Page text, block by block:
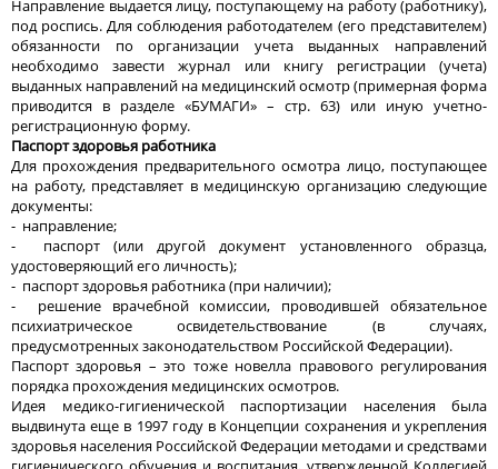
Направление выдается лицу, поступающему на работу (работнику),
под роспись. Для соблюдения работодателем (его представителем)
обязанности по организации учета выданных направлений
необходимо завести журнал или книгу регистрации (учета)
выданных направлений на медицинский осмотр (примерная форма
приводится в разделе «БУМАГИ» – стр. 63) или иную учетно-
регистрационную форму.
Паспорт здоровья работника
Для прохождения предварительного осмотра лицо, поступающее
на работу, представляет в медицинскую организацию следующие
документы:
- направление;
- паспорт (или другой документ установленного образца,
удостоверяющий его личность);
- паспорт здоровья работника (при наличии);
- решение врачебной комиссии, проводившей обязательное
психиатрическое освидетельствование (в случаях,
предусмотренных законодательством Российской Федерации).
Паспорт здоровья – это тоже новелла правового регулирования
порядка прохождения медицинских осмотров.
Идея медико-гигиенической паспортизации населения была
выдвинута еще в 1997 году в Концепции сохранения и укрепления
здоровья населения Российской Федерации методами и средствами